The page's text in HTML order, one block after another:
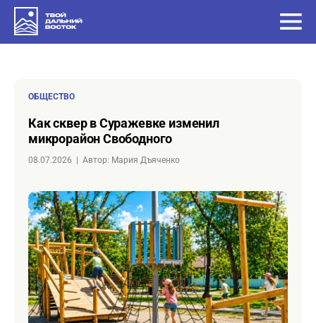
ОБЩЕСТВО
Как сквер в Суражевке изменил
микрорайон Свободного
08.07.2026 Автор: Мария Дъяченко